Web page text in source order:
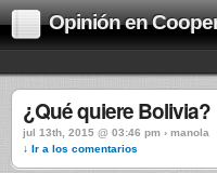
Opinión en
¿Qué quiere Bolivia?
jul 13th, 2015 @ 03:46 pm › manola
↓ Ir a los comentarios